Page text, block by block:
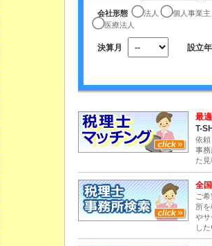
会社形態 法人
個人事業主
医療法人
決算月 設立年
最適
T-
依頼
事務
た
全
ご
所
やサ
し